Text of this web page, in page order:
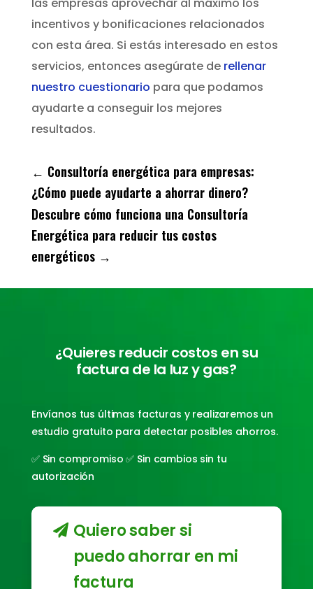
incentivos y bonificaciones relacionados
con esta área. Si estás interesado en estos
servicios, entonces asegúrate de rellenar
nuestro cuestionario para que podamos
ayudarte a conseguir los mejores
resultados.
← Consultoría energética para empresas:
¿Cómo puede ayudarte a ahorrar dinero?
Descubre cómo funciona una Consultoría
Energética para reducir tus costos
energéticos→
¿Quieres reducir costos en su
factura de la luz y gas?
Envíanos tus últimas facturas y realizaremos un
estudio gratuito para detectar posibles ahorros.
✅ Sin compromiso ✅ Sin cambios sin tu
autorización
Quiero saber si
puedo ahorrar en mi
factura